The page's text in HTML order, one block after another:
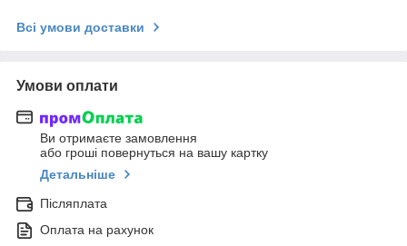
Всі умови доставки
Умови оплати
Ви отримаєте замовлення
або гроші повернуться на вашу картку
Детальніше
Післяплата
Оплата на рахунок